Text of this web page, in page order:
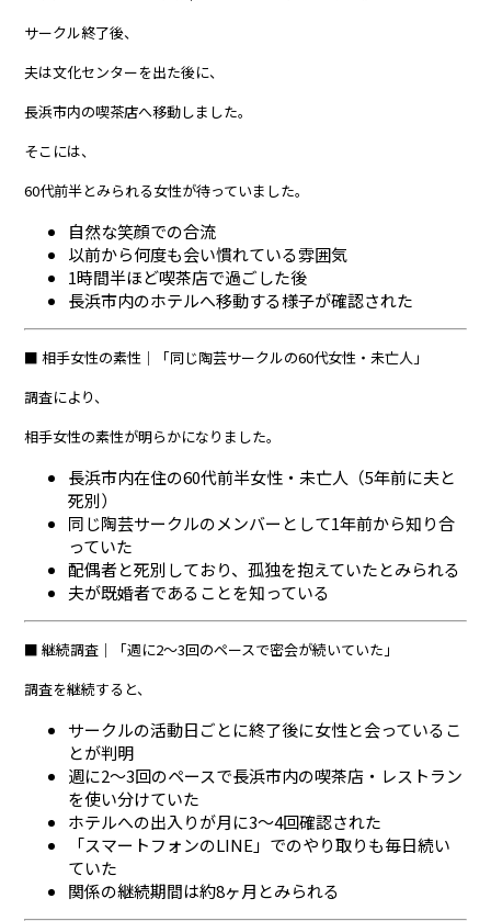
サークル終了後、
夫は文化センターを出た後に、
長浜市内の喫茶店へ移動しました。
そこには、
60代前半とみられる女性が待っていました。
自然な笑顔での合流
以前から何度も会い慣れている雰囲気
1時間半ほど喫茶店で過ごした後
長浜市内のホテルへ移動する様子が確認された
■ 相手女性の素性｜「同じ陶芸サークルの60代女性・未亡人」
調査により、
相手女性の素性が明らかになりました。
長浜市内在住の60代前半女性・未亡人（5年前に夫と
死別）
同じ陶芸サークルのメンバーとして1年前から知り合
っていた
配偶者と死別しており、孤独を抱えていたとみられる
夫が既婚者であることを知っている
■ 継続調査｜「週に2〜3回のペースで密会が続いていた」
調査を継続すると、
サークルの活動日ごとに終了後に女性と会っているこ
とが判明
週に2〜3回のペースで長浜市内の喫茶店・レストラン
を使い分けていた
ホテルへの出入りが月に3〜4回確認された
「スマートフォンのLINE」でのやり取りも毎日続い
ていた
関係の継続期間は約8ヶ月とみられる